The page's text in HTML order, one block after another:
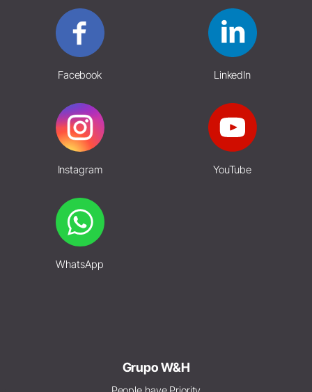
Facebook LinkedIn
Instagram YouTube
WhatsApp
Grupo W&H